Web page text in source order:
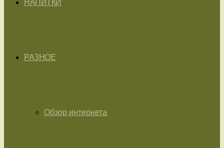
НАПИТКИ
РАЗНОЕ
Обзор интернета